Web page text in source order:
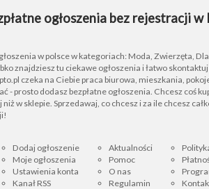
ogłoszenia bez rejestracji w
w polsce w kategoriach: Moda, Zwierzęta, Dla
znajdziesz tu ciekawe ogłoszenia i łatwo
czeka na Ciebie praca biurowa, mieszkania,
- prosto dodasz bezpłatne ogłoszenia. Chcesz coś
w sklepie. Sprzedawaj, co chcesz i za ile chcesz
Dodaj ogłoszenie
Moje ogłoszenia
Ustawienia konta
Kanał RSS
Aktualności
Pomoc
O nas
Regulamin